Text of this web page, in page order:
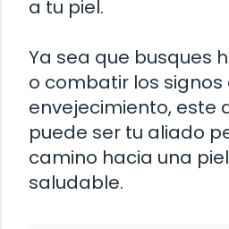
a tu piel.
Ya sea que busques
o combatir los signos
envejecimiento, este
puede ser tu aliado
camino hacia una
saludable.